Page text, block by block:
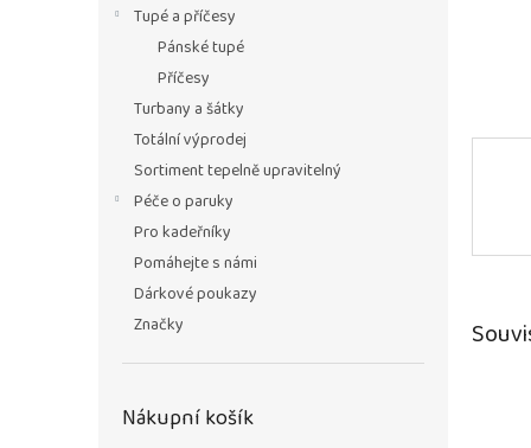
Tupé a příčesy
Pánské tupé
Příčesy
Turbany a šátky
Totální výprodej
Sortiment tepelně upravitelný
Péče o paruky
Pro kadeřníky
Pomáhejte s námi
Dárkové poukazy
Značky
Nákupní košík